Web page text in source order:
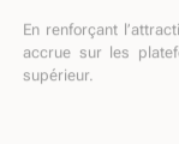
En renforçant
accrue sur les
supérieur.